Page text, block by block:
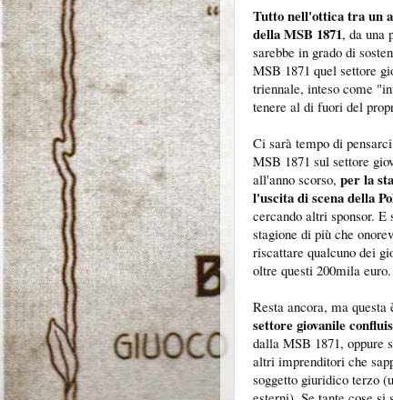
Tutto nell'ottica tra un
della MSB 1871, da una
sarebbe in grado di
MSB 1871 quel settore
triennale, inteso come
tenere al di fuori del
Ci sarà tempo di
MSB 1871 sul settore
all'anno scorso, per la
l'uscita di scena della
cercando altri sponsor.
stagione di più che
riscattare qualcuno dei
oltre questi 200mila euro.
Resta ancora, ma
settore giovanile
dalla MSB 1871, oppure
altri imprenditori che
soggetto giuridico terzo